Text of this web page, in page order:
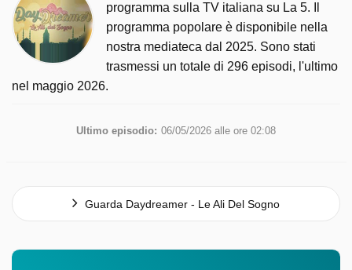
programma sulla TV italiana su La 5. Il
programma popolare è disponibile nella
nostra mediateca dal 2025. Sono stati
trasmessi un totale di 296 episodi, l'ultimo
nel maggio 2026.
Ultimo episodio: 06/05/2026 alle ore 02:08
Guarda Daydreamer - Le Ali Del Sogno